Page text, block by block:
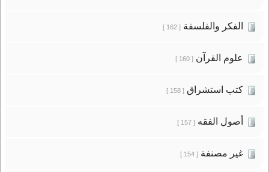
الفكر والفلسفة[ 162 ]
علوم القرآن[ 160 ]
كتب استشراق[ 158 ]
أصول الفقه[ 157 ]
غير مصنفة[ 154 ]